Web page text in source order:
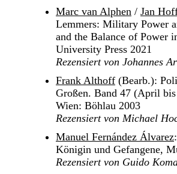
Marc van Alphen / Jan
Lemmers: Military Power
and the Balance of Power
University Press 2021
Rezensiert von Johannes
Frank Althoff (Bearb.):
Großen. Band 47 (April
Wien: Böhlau 2003
Rezensiert von Michael
Manuel Fernández Álvarez
Königin und Gefangene,
Rezensiert von Guido